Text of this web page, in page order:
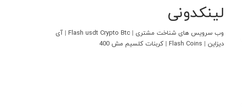
لینکدونی
وب سرویس های شناخت مشتری |
Flash usdt Crypto Btc
| آی
دیزاین|
Flash Coins
| کربنات کلسیم مش 400